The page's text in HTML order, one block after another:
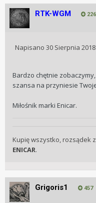
Dziękuję z góry za
RTK-WGM 226
Napisano 30 Sierpnia 2018
Bardzo chętnie
szansa na przyniesie
Miłośnik marki Enicar.
Kupię wszystko, rozsądek
ENICAR.
Grigoris1 457